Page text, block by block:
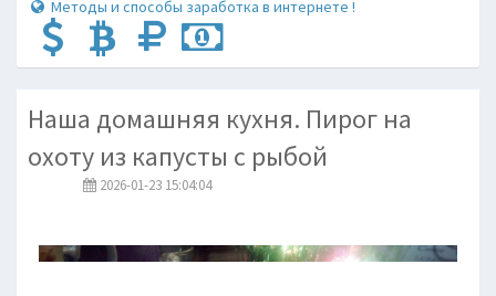
Методы и способы заработка в интернете !
Наша домашняя кухня. Пирог на
охоту из капусты с рыбой
2026-01-23 15:04:04